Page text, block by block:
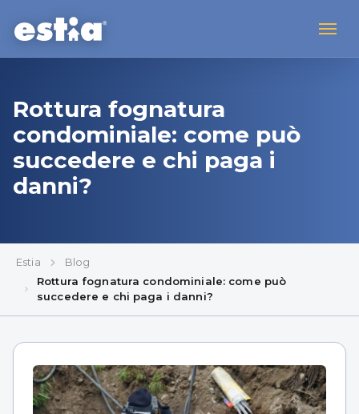
Rottura fognatura
condominiale: come può
succedere e chi paga i
danni?
Estia
Blog
Rottura fognatura condominiale: come può
succedere e chi paga i danni?